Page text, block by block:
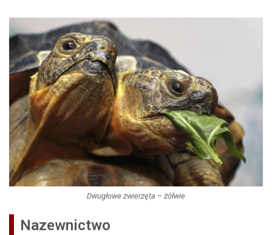
Dwugłowe zwierzęta – żółwie
Nazewnictwo